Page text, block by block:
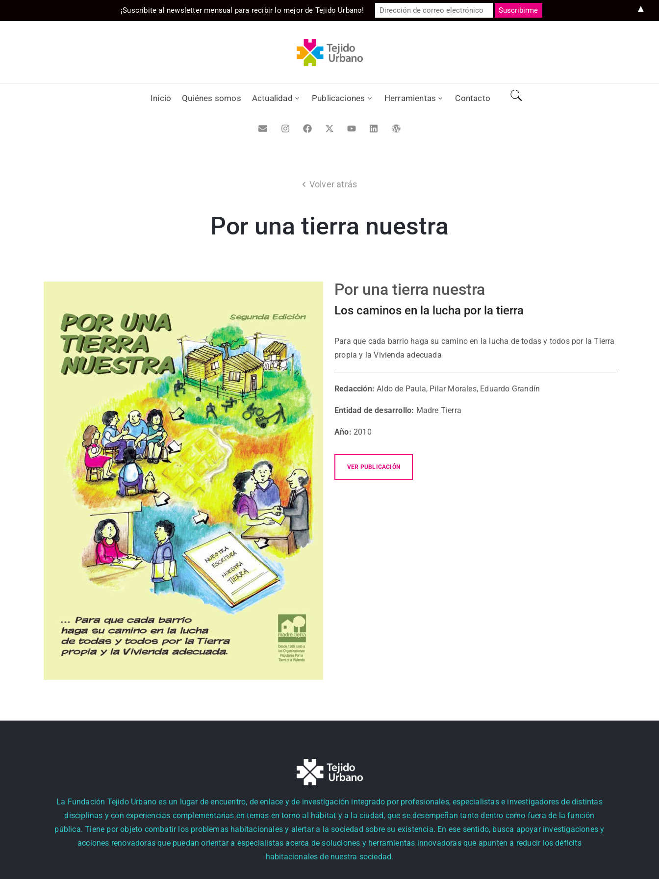
Inicio Quiénes somos Actualidad Publicaciones Herramientas Contacto
Volver atrás
Por una tierra nuestra
Por una tierra nuestra
Los caminos en la lucha por la tierra
Para que cada barrio haga su camino en la lucha de todas y todos por la Tierra
propia y la Vivienda adecuada
Redacción: Aldo de Paula, Pilar Morales, Eduardo Grandín
Entidad de desarrollo: Madre Tierra
Año: 2010
VER PUBLICACIÓN
La Fundación Tejido Urbano es un lugar de encuentro, de enlace y de investigación integrado por profesionales, especialistas e investigadores de distintas
disciplinas y con experiencias complementarias en temas en torno al hábitat y a la ciudad, que se desempeñan tanto dentro como fuera de la función
pública. Tiene por objeto combatir los problemas habitacionales y alertar a la sociedad sobre su existencia. En ese sentido, busca apoyar investigaciones y
acciones renovadoras que puedan orientar a especialistas acerca de soluciones y herramientas innovadoras que apunten a reducir los déficits
habitacionales de nuestra sociedad.
¡Suscribite al newsletter mensual para recibir lo mejor de Tejido Urbano! ▲